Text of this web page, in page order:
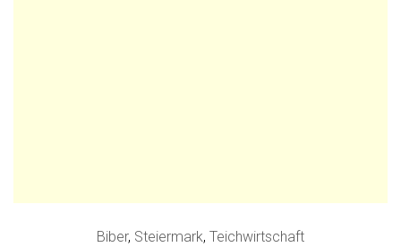
Biber, Steiermark, Teichwirtschaft